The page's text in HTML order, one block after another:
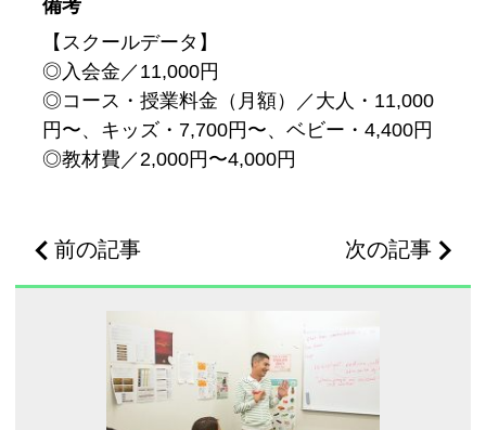
備考
【スクールデータ】
◎入会金／11,000円
◎コース・授業料金（月額）／大人・11,000
円〜、キッズ・7,700円〜、ベビー・4,400円
◎教材費／2,000円〜4,000円
前の記事 次の記事